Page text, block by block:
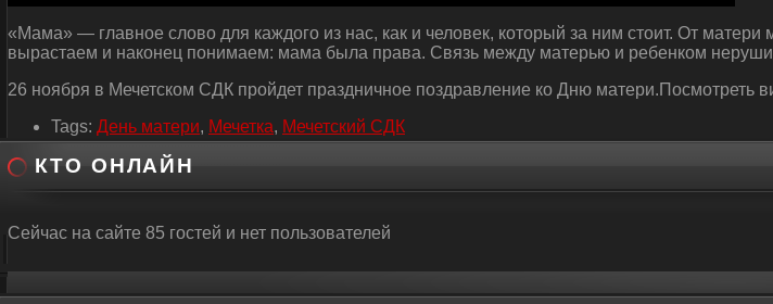
«Мама» — главное слово для каждого из нас, как и человек, который за ним стоит. От
вырастаем и наконец понимаем: мама была права. Связь между матерью и ребенком
26 ноября в Мечетском СДК пройдет праздничное поздравление ко Дню матери.Посмотреть
Tags: День матери, Мечетка, Мечетский СДК
КТО ОНЛАЙН
Сейчас на сайте 85 гостей и нет пользователей